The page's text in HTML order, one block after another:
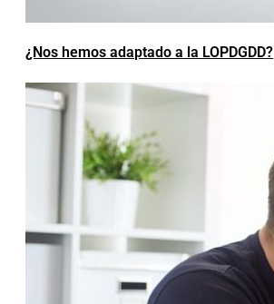
¿Nos hemos adaptado a la LOPDGDD?